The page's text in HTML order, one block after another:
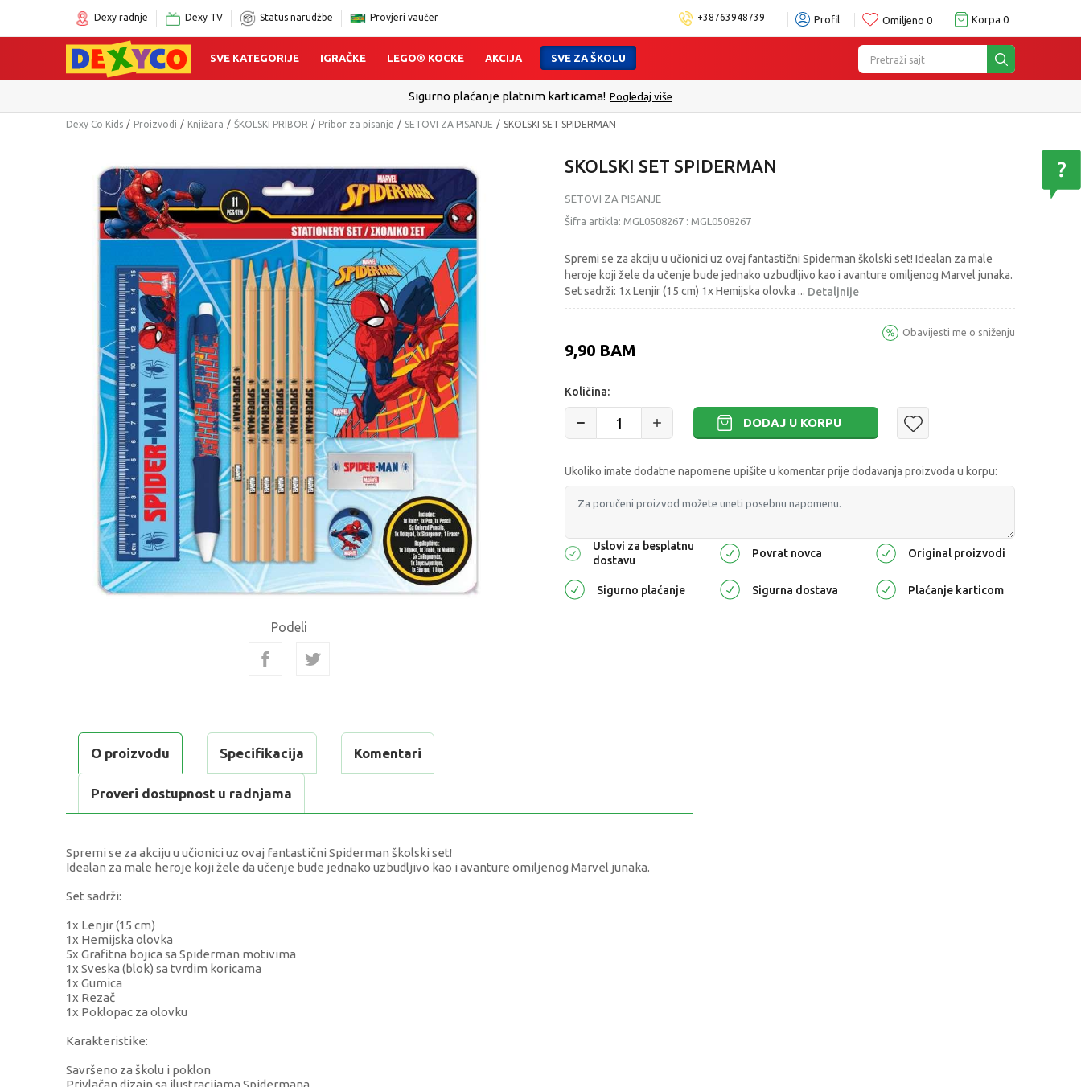
Dexy radnje Dexy TV Status narudžbe Provjeri vaučer +38763948739 Profil Omiljeno 0 Korpa 0
Pretraži sajt
SVE KATEGORIJE IGRAČKE LEGO® KOCKE AKCIJA SVE ZA ŠKOLU
Click&Collect - Platite karticom Online i preuzmite u prodavnici po Vašem izboru
Dexy Co Kids Proizvodi Knjižara ŠKOLSKI PRIBOR Pribor za pisanje SETOVI ZA PISANJE SKOLSKI SET SPIDERMAN
Podeli
SKOLSKI SET SPIDERMAN
SETOVI ZA PISANJE
Šifra artikla: MGL0508267 : MGL0508267
Spremi se za akciju u učionici uz ovaj fantastični Spiderman školski set! Idealan za male
heroje koji žele da učenje bude jednako uzbudljivo kao i avanture omiljenog Marvel junaka.
Set sadrži: 1x Lenjir (15 cm) 1x Hemijska olovka ... Detaljnije
9,90 BAM
Obavijesti me o sniženju
Količina:
DODAJ U KORPU
Ukoliko imate dodatne napomene upišite u komentar prije dodavanja proizvoda u korpu:
Uslovi za besplatnu
dostavu
Povrat novca Original proizvodi
Sigurno plaćanje Sigurna dostava Plaćanje karticom
O proizvodu Specifikacija Komentari
Proveri dostupnost u radnjama
Spremi se za akciju u učionici uz ovaj fantastični Spiderman školski set!
Idealan za male heroje koji žele da učenje bude jednako uzbudljivo kao i avanture omiljenog Marvel junaka.
Set sadrži:
1x Lenjir (15 cm)
1x Hemijska olovka
5x Grafitna bojica sa Spiderman motivima
1x Sveska (blok) sa tvrdim koricama
1x Gumica
1x Rezač
1x Poklopac za olovku
Karakteristike:
Savršeno za školu i poklon
Privlačan dizajn sa ilustracijama Spidermana